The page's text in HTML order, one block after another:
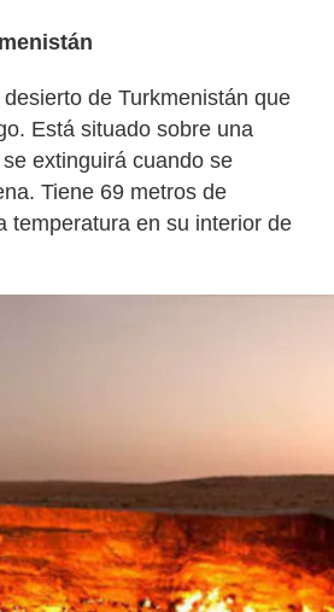
de Turkmenistán que
Está situado sobre una
extinguirá cuando se
Tiene 69 metros de
temperatura en su interior de